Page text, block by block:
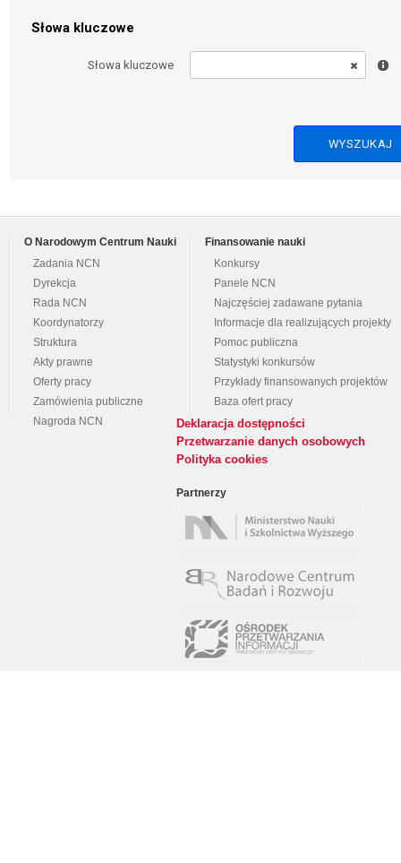
Słowa kluczowe
Słowa kluczowe
O Narodowym Centrum Nauki
Zadania NCN
Dyrekcja
Rada NCN
Koordynatorzy
Struktura
Akty prawne
Oferty pracy
Zamówienia publiczne
Nagroda NCN
Finansowanie nauki
Konkursy
Panele NCN
Najczęściej zadawane pytania
Informacje dla realizujących projekty
Pomoc publiczna
Statystyki konkursów
Przykłady finansowanych projektów
Baza ofert pracy
Deklaracja dostępności
Przetwarzanie danych osobowych
Polityka cookies
Partnerzy